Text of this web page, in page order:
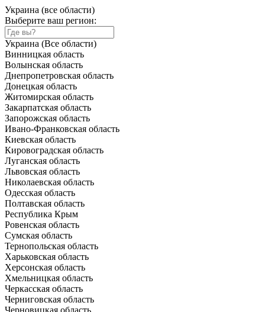
Украина (все области)
Выберите ваш регион:
Украина (Все области)
Винницкая область
Волынская область
Днепропетровская область
Донецкая область
Житомирская область
Закарпатская область
Запорожская область
Ивано-Франковская область
Киевская область
Кировоградская область
Луганская область
Львовская область
Николаевская область
Одесская область
Полтавская область
Республика Крым
Ровенская область
Сумская область
Тернопольская область
Харьковская область
Херсонская область
Хмельницкая область
Черкасская область
Черниговская область
Черновицкая область